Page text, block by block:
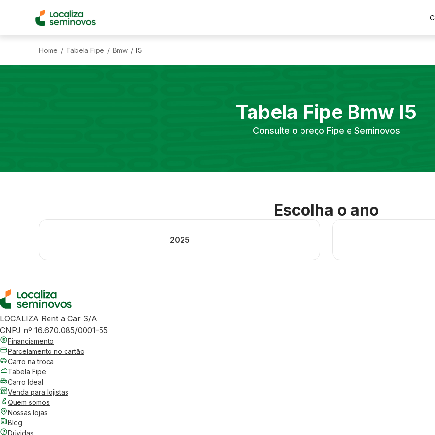
Home / Tabela Fipe / Bmw / I5
Tabela Fipe Bmw I5
Consulte o preço Fipe e Seminovos
Escolha o ano
2025
LOCALIZA Rent a Car S/A
CNPJ nº 16.670.085/0001-55
Financiamento
Parcelamento no cartão
Carro na troca
Tabela Fipe
Carro Ideal
Venda para lojistas
Quem somos
Nossas lojas
Blog
Dúvidas